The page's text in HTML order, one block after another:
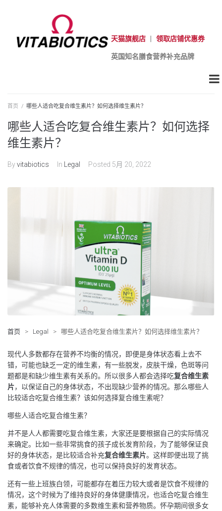
天猫旗舰店 领取店铺优惠券
英国知名膳食营养补充品牌
首页 / 哪些人适合吃复合维生素片？如何选择维生素片？
哪些人适合吃复合维生素片？如何选择
维生素片？
Byvitabiotics In Legal Posted 5月 20, 2022
首页 > Legal > 哪些人适合吃复合维生素片？如何选择维生素片？
现代人多数都存在营养不均衡的情况，即便是身体状态看上去不
错，可能也缺乏一定的维生素，有一些脱发，皮肤干燥，色斑等问
题都是和缺少维生素有关系的。所以很多人都会选择吃复合维生素
片，以保证自己的身体状态，不出现缺少营养的情况。那么哪些人
比较适合吃复合维生素？该如何选择复合维生素呢？
哪些人适合吃复合维生素？
并不是人人都需要吃复合维生素，大家还是要根据自己的实际情况
来确定。比如一些非常挑食的孩子成长发育阶段，为了能够保证良
好的身体状态，是比较适合补充复合维生素片。这样即便出现了挑
食或者饮食不规律的情况，也可以保持良好的发育状态。
还有一些上班族白领，可能都存在着压力较大或者是饮食不规律的
情况，这个时候为了维持良好的身体健康情况，也适合吃复合维生
素，能够补充人体需要的多数维生素和营养物质。怀孕期间很多女